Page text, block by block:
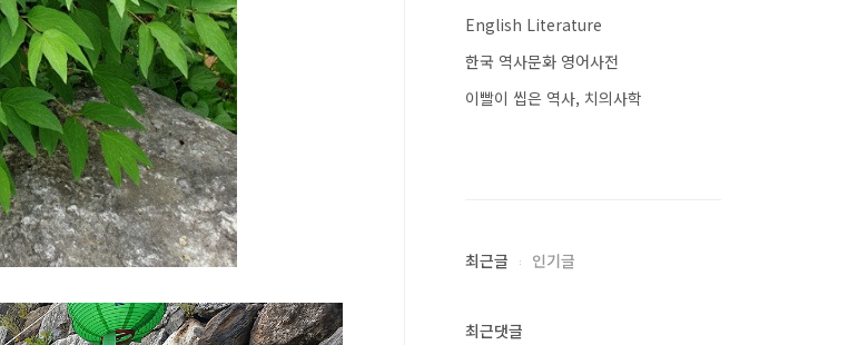
English Literature
한국 역사문화 영어사전
이빨이 씹은 역사, 치의사학
최근글 인기글
최근댓글